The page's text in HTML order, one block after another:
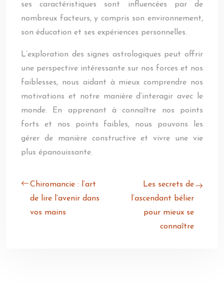
ses caractéristiques sont influencées par de
nombreux facteurs, y compris son environnement,
son éducation et ses expériences personnelles.
L’exploration des signes astrologiques peut offrir
une perspective intéressante sur nos forces et nos
faiblesses, nous aidant à mieux comprendre nos
motivations et notre manière d’interagir avec le
monde. En apprenant à connaître nos points
forts et nos points faibles, nous pouvons les
gérer de manière constructive et vivre une vie
plus épanouissante.
Chiromancie : l’art
de lire l’avenir dans
vos mains
Les secrets de
l’ascendant bélier
pour mieux se
connaître